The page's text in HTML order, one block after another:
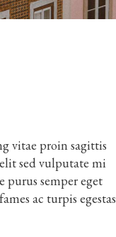
vitae proin sagittis
sed vulputate mi
purus semper eget
ac turpis egestas